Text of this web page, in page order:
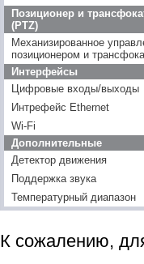
Позиционер и
(PTZ)
Механизированное
позиционером и
Интерфейсы
Цифровые входы/выходы
Интрефейс Ethernet
Wi-Fi
Дополнительные
Детектор движения
Поддержка звука
Температурный диапазон
К сожалению,